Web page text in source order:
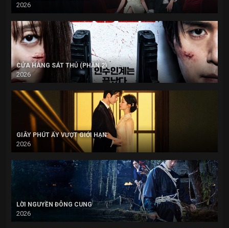
2026
CỬA HÀNG SÁT THỦ (PHẦN 2)
2026
GIÂY PHÚT ẤY VƯỢT GIỚI HẠN
2026
LỜI NGUYỀN ĐÔNG CUNG
2026